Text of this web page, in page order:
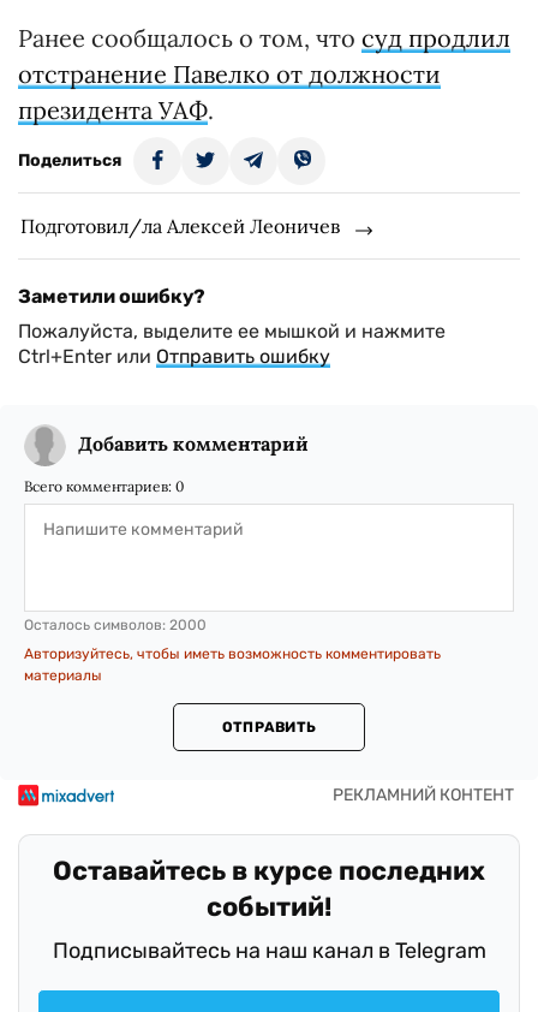
Ранее сообщалось о том, что суд продлил
отстранение Павелко от должности
президента УАФ.
Поделиться
Подготовил/ла Алексей Леоничев
Заметили ошибку?
Пожалуйста, выделите ее мышкой и нажмите
Ctrl+Enter или Отправить ошибку
Добавить комментарий
Всего комментариев: 0
Осталось символов: 2000
Авторизуйтесь, чтобы иметь возможность комментировать
материалы
ОТПРАВИТЬ
Оставайтесь в курсе последних
событий!
Подписывайтесь на наш канал в Telegram